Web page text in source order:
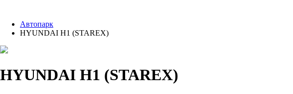
Автопарк
HYUNDAI H1 (STAREX)
HYUNDAI H1 (STAREX)